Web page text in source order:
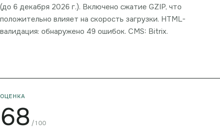
(до 6 декабря 2026 г.). Включено сжатие GZIP, что
положительно влияет на скорость загрузки. HTML-
валидация: обнаружено 49 ошибок. CMS: Bitrix.
ОЦЕНКА
68 /100